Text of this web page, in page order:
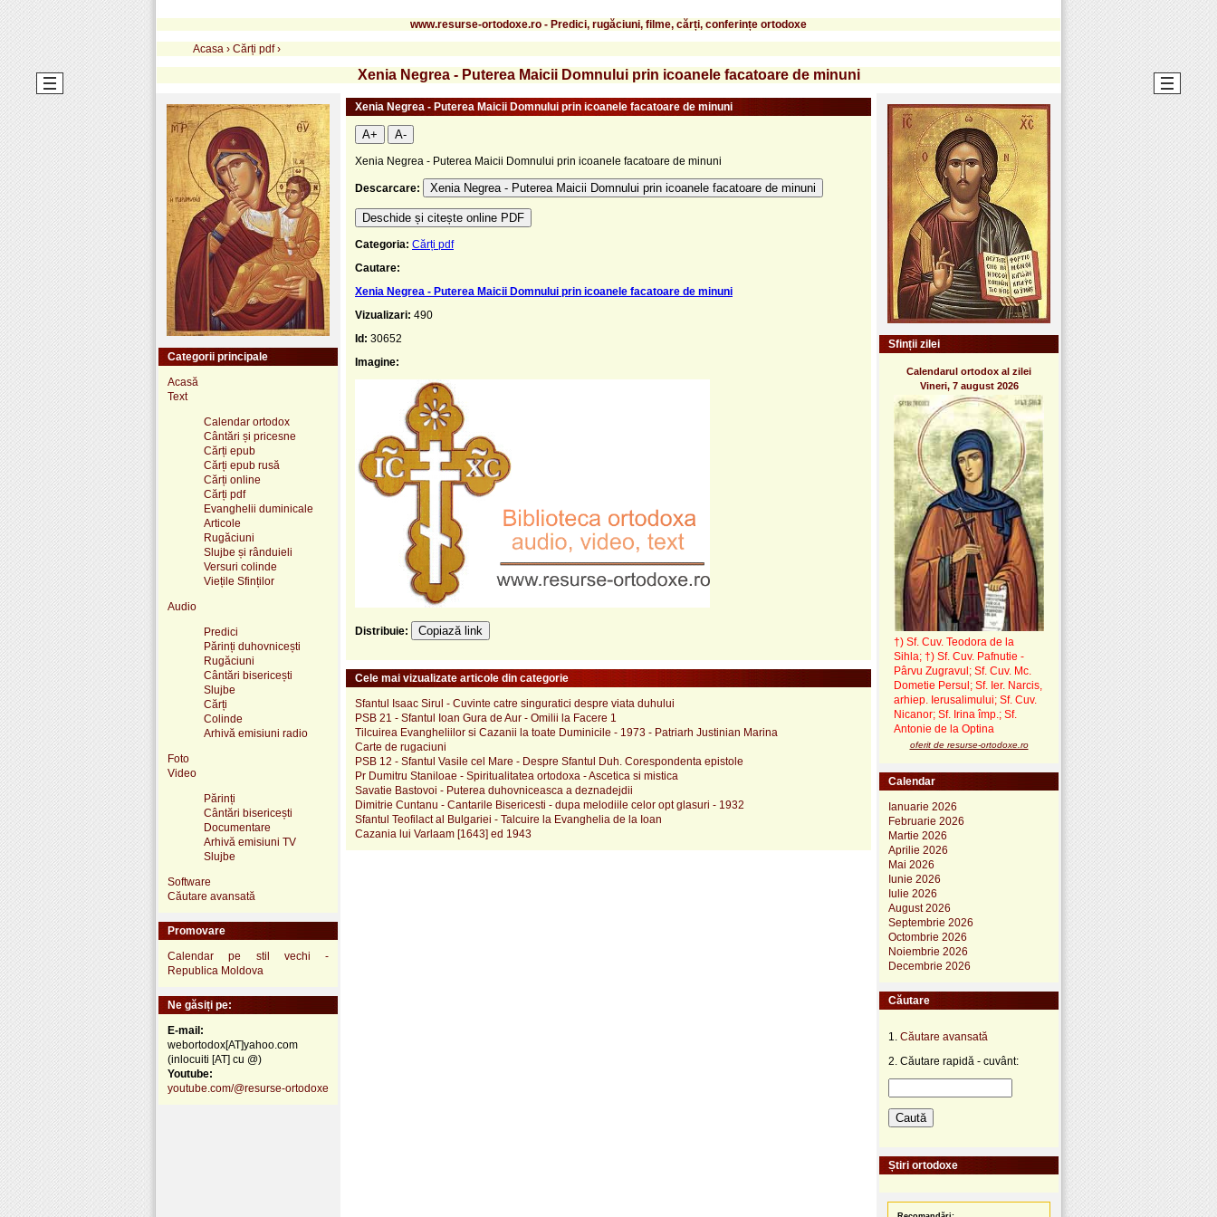
www.resurse-ortodoxe.ro - Predici, rugăciuni, filme, cărți, conferințe ortodoxe
Acasa › Cărți pdf›
Xenia Negrea - Puterea Maicii Domnului prin icoanele facatoare de minuni
Xenia Negrea - Puterea Maicii Domnului prin icoanele facatoare de minuni
A+ A-
Xenia Negrea - Puterea Maicii Domnului prin icoanele facatoare de minuni
Descarcare: Xenia Negrea - Puterea Maicii Domnului prin icoanele facatoare de minuni
Deschide și citește online PDF
Categoria: Cărți pdf
Cautare:
Xenia Negrea - Puterea Maicii Domnului prin icoanele facatoare de minuni
Vizualizari: 490
Id: 30652
Imagine:
Distribuie: Copiază link
Cele mai vizualizate articole din categorie
Sfantul Isaac Sirul - Cuvinte catre singuratici despre viata duhului
PSB 21 - Sfantul Ioan Gura de Aur - Omilii la Facere 1
Tilcuirea Evangheliilor si Cazanii la toate Duminicile - 1973 - Patriarh Justinian Marina
Carte de rugaciuni
PSB 12 - Sfantul Vasile cel Mare - Despre Sfantul Duh. Corespondenta epistole
Pr Dumitru Staniloae - Spiritualitatea ortodoxa - Ascetica si mistica
Savatie Bastovoi - Puterea duhovniceasca a deznadejdii
Dimitrie Cuntanu - Cantarile Bisericesti - dupa melodiile celor opt glasuri - 1932
Sfantul Teofilact al Bulgariei - Talcuire la Evanghelia de la Ioan
Cazania lui Varlaam [1643] ed 1943
Categorii principale
Acasă
Text
Calendar ortodox
Cântări și pricesne
Cărți epub
Cărți epub rusă
Cărți online
Cărți pdf
Evanghelii duminicale
Articole
Rugăciuni
Slujbe și rânduieli
Versuri colinde
Viețile Sfinților
Audio
Predici
Părinți duhovnicești
Rugăciuni
Cântări bisericești
Slujbe
Cărți
Colinde
Arhivă emisiuni radio
Foto
Video
Părinți
Cântări bisericești
Documentare
Arhivă emisiuni TV
Slujbe
Software
Căutare avansată
Promovare
Calendar pe stil vechi -
Republica Moldova
Ne găsiți pe:
E-mail:
webortodox[AT]yahoo.com
(inlocuiti [AT] cu @)
Youtube:
youtube.com/@resurse-ortodoxe
Sfinții zilei
Calendarul ortodox al zilei
Vineri, 7 august 2026
†) Sf. Cuv. Teodora de la
Sihla; †) Sf. Cuv. Pafnutie -
Pârvu Zugravul ; Sf. Cuv. Mc.
Dometie Persul; Sf. Ier. Narcis,
arhiep. Ierusalimului; Sf. Cuv.
Nicanor; Sf. Irina împ.; Sf.
Antonie de la Optina
oferit de resurse-ortodoxe.ro
Calendar
Ianuarie 2026
Februarie 2026
Martie 2026
Aprilie 2026
Mai 2026
Iunie 2026
Iulie 2026
August 2026
Septembrie 2026
Octombrie 2026
Noiembrie 2026
Decembrie 2026
Căutare
1. Căutare avansată
2. Căutare rapidă - cuvânt:
Știri ortodoxe